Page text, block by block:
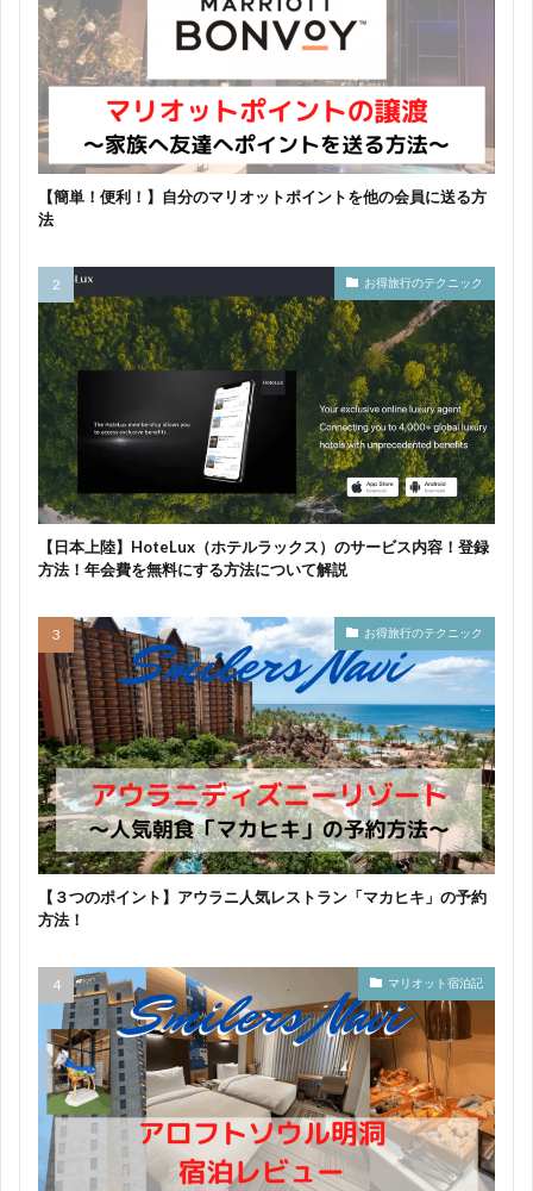
【簡単！便利！】自分のマリオットポイントを他の会員に送る方
法
お得旅行のテクニック
【日本上陸】HoteLux（ホテルラックス）のサービス内容！登録
方法！年会費を無料にする方法について解説
お得旅行のテクニック
【３つのポイント】アウラニ人気レストラン「マカヒキ」の予約
方法！
マリオット宿泊記